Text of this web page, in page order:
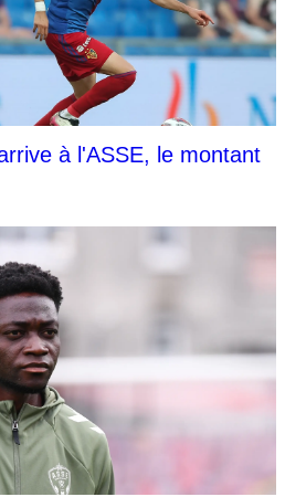
à l'ASSE, le montant